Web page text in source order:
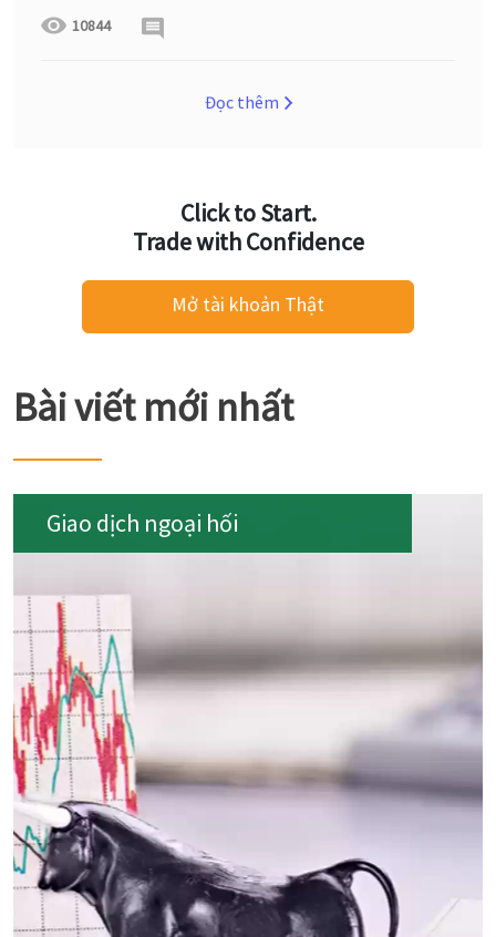
10844
Đọc thêm
Click to Start.
Trade with Confidence
Mở tài khoản Thật
Bài viết mới nhất
Giao dịch ngoại hối